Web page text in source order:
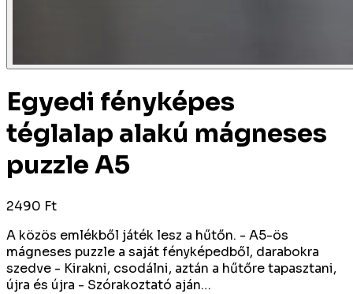
Egyedi fényképes
téglalap alakú mágneses
puzzle A5
2490 Ft
A közös emlékből játék lesz a hűtőn. - A5-ös
mágneses puzzle a saját fényképedből, darabokra
szedve - Kirakni, csodálni, aztán a hűtőre tapasztani,
újra és újra - Szórakoztató aján…